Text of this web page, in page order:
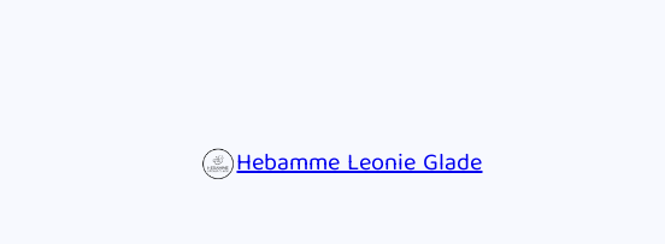
Hebamme Leonie Glade